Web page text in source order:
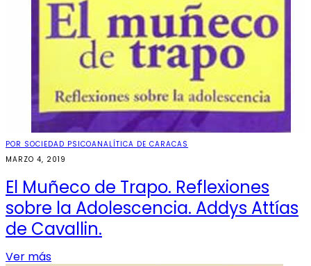
POR SOCIEDAD PSICOANALÍTICA DE CARACAS
MARZO 4, 2019
El Muñeco de Trapo. Reflexiones
sobre la Adolescencia. Addys Attías
de Cavallin.
Ver más